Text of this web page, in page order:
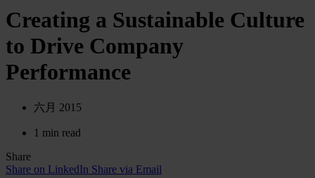
Creating a Sustainable Culture
to Drive Company
Performance
六月 2015
1 min read
Share
Share on LinkedIn Share via Email